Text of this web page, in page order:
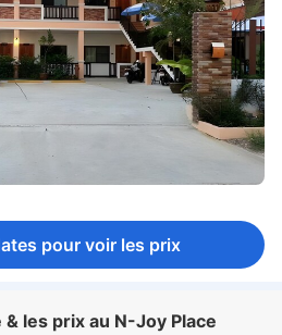
pour voir les prix
les prix au N-Joy Place